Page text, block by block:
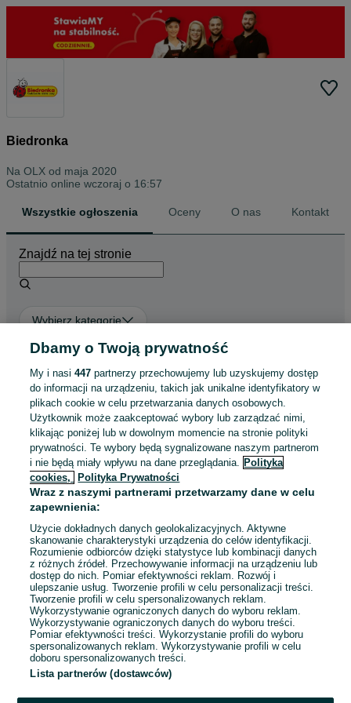
Biedronka
Na OLX od maja 2020
Ostatnio online wczoraj o 16:57
Wszystkie ogłoszenia Oceny O nas Kontakt
Znajdź na tej stronie
Wybierz kategorię
ZNALEŹLIŚMY 0
Sortowanie Opcje przeglądania
Przepraszamy, nie znaleźliśmy tego,
czego szukasz.
Dbamy o Twoją prywatność
My i nasi447 partnerzy przechowujemy lub uzyskujemy dostęp
do informacji na urządzeniu, takich jak unikalne identyfikatory w
plikach cookie w celu przetwarzania danych osobowych.
Użytkownik może zaakceptować wybory lub zarządzać nimi,
klikając poniżej lub w dowolnym momencie na stronie polityki
prywatności. Te wybory będą sygnalizowane naszym partnerom
i nie będą miały wpływu na dane przeglądania. Polityka
cookies,
Polityka Prywatności
Wraz z naszymi partnerami przetwarzamy dane w celu
zapewnienia:
Użycie dokładnych danych geolokalizacyjnych. Aktywne
skanowanie charakterystyki urządzenia do celów identyfikacji.
Rozumienie odbiorców dzięki statystyce lub kombinacji danych
z różnych źródeł. Przechowywanie informacji na urządzeniu lub
dostęp do nich. Pomiar efektywności reklam. Rozwój i
ulepszanie usług. Tworzenie profili w celu personalizacji treści.
Tworzenie profili w celu spersonalizowanych reklam.
Wykorzystywanie ograniczonych danych do wyboru reklam.
Wykorzystywanie ograniczonych danych do wyboru treści.
Pomiar efektywności treści. Wykorzystanie profili do wyboru
spersonalizowanych reklam. Wykorzystywanie profili w celu
doboru spersonalizowanych treści.
Lista partnerów (dostawców)